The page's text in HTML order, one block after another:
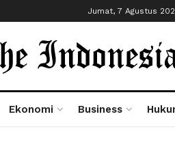
Jumat, 7 Agustus
Ekonomi Business